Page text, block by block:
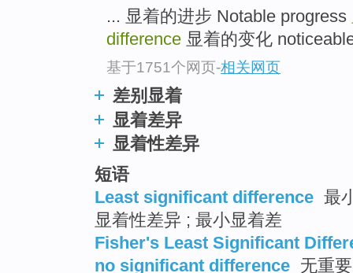
... 显着的进步 Notable progress
difference 显着的变化
基于1751个网页-相关网页
差别显着
显着差异
显着性差异
短语
Least significant difference 最
显着性差异 ; 最小显着差
Fisher's Least Significant
no significant difference 无重